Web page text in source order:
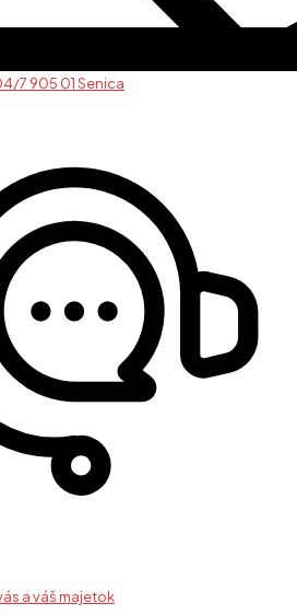
7 905 01 Senica